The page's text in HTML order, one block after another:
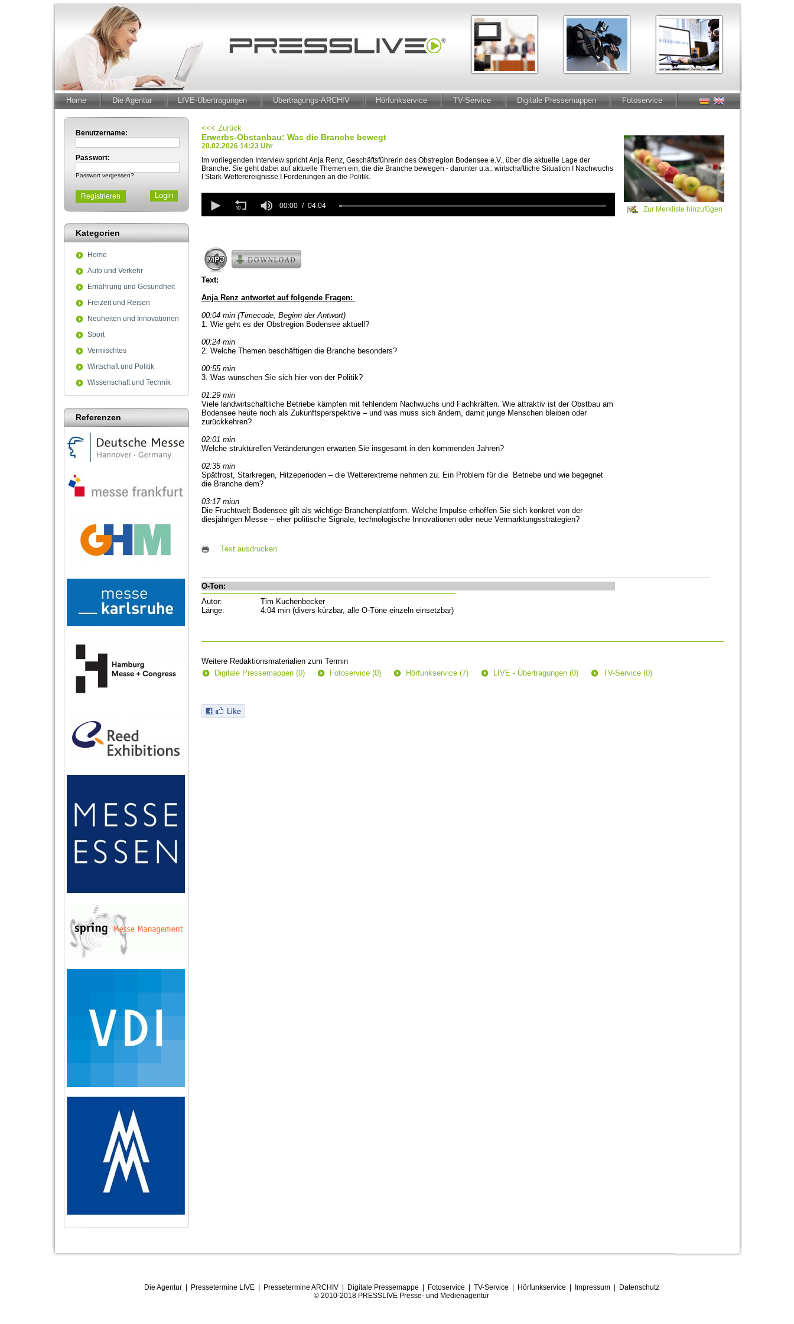
Home Die Agentur LIVE-Übertragungen Übertragungs-ARCHIV Hörfunkservice TV-Service Digitale Pressemappen Fotoservice
Benutzername:
Passwort:
Passwort vergessen?
Registrieren
Kategorien
Home
Auto und Verkehr
Ernährung und Gesundheit
Freizeit und Reisen
Neuheiten und Innovationen
Sport
Vermischtes
Wirtschaft und Politik
Wissenschaft und Technik
Referenzen
<<< Zurück
Erwerbs-Obstanbau: Was die Branche bewegt
20.02.2026 14:23 Uhr
Im vorliegenden Interview spricht Anja Renz, Geschäftsführerin des Obstregion Bodensee e.V., über die aktuelle Lage der
Branche. Sie geht dabei auf aktuelle Themen ein, die die Branche bewegen - darunter u.a.: wirtschaftliche Situation I Nachwuchs
I Stark-Wetterereignisse I Forderungen an die Politik.
seconds
of
secondsVolume
90%
00:00 04:04 Zur Merkliste hinzufügen
Text:
Anja Renz antwortet auf folgende Fragen:
00:04 min (Timecode, Beginn der Antwort)
1. Wie geht es der Obstregion Bodensee aktuell?
00:24 min
2. Welche Themen beschäftigen die Branche besonders?
00:55 min
3. Was wünschen Sie sich hier von der Politik?
01:29 min
Viele landwirtschaftliche Betriebe kämpfen mit fehlendem Nachwuchs und Fachkräften. Wie attraktiv ist der Obstbau am
Bodensee heute noch als Zukunftsperspektive – und was muss sich ändern, damit junge Menschen bleiben oder
zurückkehren?
02:01 min
Welche strukturellen Veränderungen erwarten Sie insgesamt in den kommenden Jahren?
02:35 min
Spätfrost, Starkregen, Hitzeperioden – die Wetterextreme nehmen zu. Ein Problem für die Betriebe und wie begegnet
die Branche dem?
03:17 miun
Die Fruchtwelt Bodensee gilt als wichtige Branchenplattform. Welche Impulse erhoffen Sie sich konkret von der
diesjährigen Messe – eher politische Signale, technologische Innovationen oder neue Vermarktungsstrategien?
Text ausdrucken
O-Ton:
Autor:
Tim Kuchenbecker
Länge:
4:04 min (divers kürzbar, alle O-Töne einzeln einsetzbar)
Weitere Redaktionsmaterialien zum Termin
Digitale Pressemappen (0)
Fotoservice (0) Hörfunkservice (7) LIVE - Übertragungen (0) TV-Service (0)
Die Agentur| Pressetermine LIVE| Pressetermine ARCHIV| Digitale Pressemappe Fotoservice TV-Service Hörfunkservice Impressum| Datenschutz
© 2010-2018 PRESSLIVE Presse- und Medienagentur